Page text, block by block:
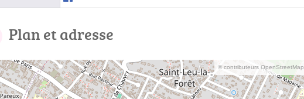
Plan et adresse
© contributeurs OpenStreetMap